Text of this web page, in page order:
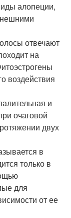
алопеции,
отвечают
на
воздействия
и
очаговой
двух
в
только в
для
от ее